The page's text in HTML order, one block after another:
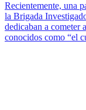
Recientemente, una
la Brigada
dedicaban a cometer
conocidos como “el